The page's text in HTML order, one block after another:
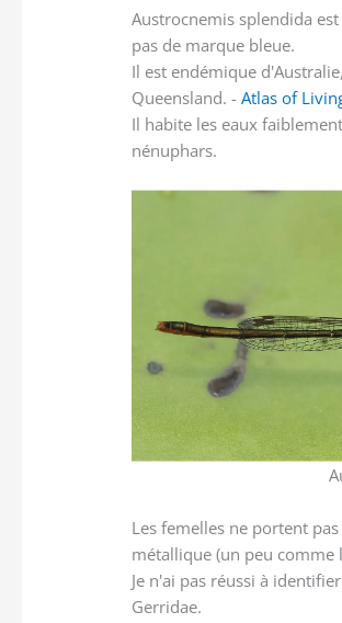
Austrocnemis splendida
pas de marque bleue.
Il est endémique
Queensland. -Atlas of
Il habite les eaux
nénuphars.
Les femelles ne portent
métallique (un peu comme
Je n'ai pas réussi à
Gerridae.